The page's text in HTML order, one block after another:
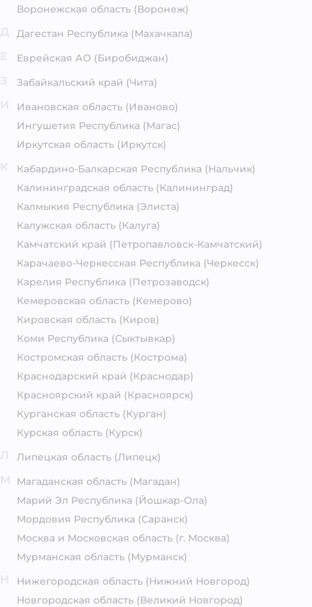
Воронежская область (Воронеж)
Дагестан Республика (Махачкала)
Еврейская АО (Биробиджан)
Забайкальский край (Чита)
Ивановская область (Иваново)
Ингушетия Республика (Магас)
Иркутская область (Иркутск)
Кабардино-Балкарская Республика (Нальчик)
Калининградская область (Калининград)
Калмыкия Республика (Элиста)
Калужская область (Калуга)
Камчатский край (Петропавловск-Камчатский)
Карачаево-Черкесская Республика (Черкесск)
Карелия Республика (Петрозаводск)
Кемеровская область (Кемерово)
Кировская область (Киров)
Коми Республика (Сыктывкар)
Костромская область (Кострома)
Краснодарский край (Краснодар)
Красноярский край (Красноярск)
Курганская область (Курган)
Курская область (Курск)
Липецкая область (Липецк)
Магаданская область (Магадан)
Марий Эл Республика (Йошкар-Ола)
Мордовия Республика (Саранск)
Москва и Московская область (г. Москва)
Мурманская область (Мурманск)
Нижегородская область (Нижний Новгород)
Новгородская область (Великий Новгород)